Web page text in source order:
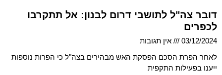
דובר צה"ל לתושבי דרום לבנון: אל תתקרבו
לכפרים
03/12/2024
אין תגובות
לאחר הפרת הסכם הפסקת האש מבהירים בצה"ל כי הפרות נוספות
ייענו בפעילות התקפית